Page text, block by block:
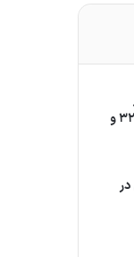
«مهدی یراحی» با کیفیت ۳۲۰ و